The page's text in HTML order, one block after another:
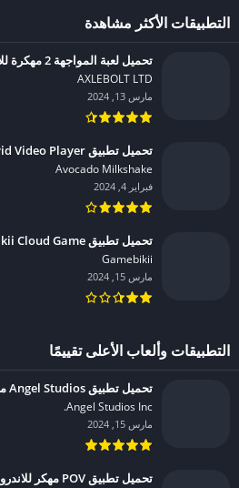
التطبيقات الأكثر مشاهدة
تحميل لعبة المواجهة 2 مهكرة للاندرويد 2024
AXLEBOLT LTD‏
مارس 13, 2024
تحميل تطبيق Provid Video Player مهكر للاندرويد 2024
Avocado Milkshake‏
فبراير 4, 2024
تحميل تطبيق Bikii Cloud Game مهكر للاندرويد 2024
Gamebikii‏
مارس 15, 2024
التطبيقات وألعاب الأعلى تقييمًا
تحميل تطبيق Angel Studios مهكر للاندرويد 2024
Angel Studios Inc.‏
مارس 15, 2024
تحميل تطبيق POV مهكر للاندرويد 2024